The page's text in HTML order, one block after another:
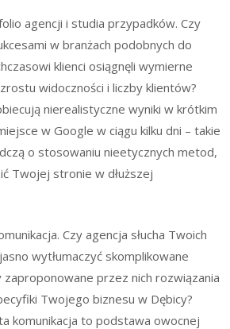
agencji i studia przypadków. Czy
w branżach podobnych do
klienci osiągnęli wymierne
widoczności i liczby klientów?
nierealistyczne wyniki w krótkim
w Google w ciągu kilku dni – takie
o stosowaniu nieetycznych metod,
Twojej stronie w dłuższej
Czy agencja słucha Twoich
wytłumaczyć skomplikowane
zaproponowane przez nich rozwiązania
Twojego biznesu w Dębicy?
komunikacja to podstawa owocnej